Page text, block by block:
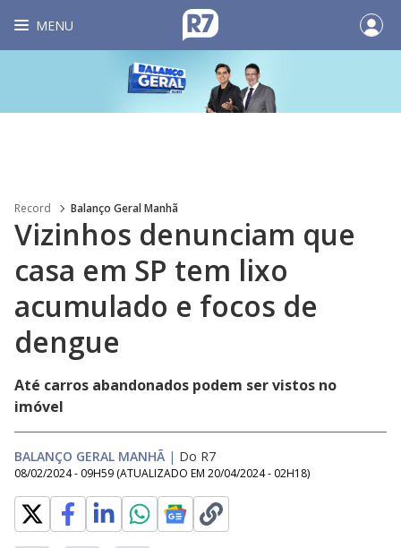
MENU
Record Balanço Geral Manhã
Vizinhos denunciam que
casa em SP tem lixo
acumulado e focos de
dengue
Até carros abandonados podem ser vistos no
imóvel
BALANÇO GERAL MANHÃ | Do R7
08/02/2024 - 09H59 (ATUALIZADO EM 20/04/2024 - 02H18)